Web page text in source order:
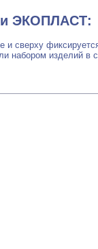
ЭКОПЛАСТ:
и сверху
набором изделий в